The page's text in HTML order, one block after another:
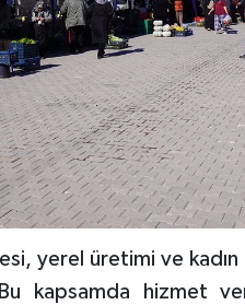
yerel üretimi ve
Bu kapsamda hizmet